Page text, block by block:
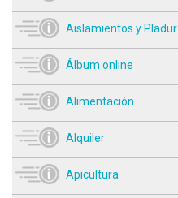
Aislamientos y Pladur
Álbum online
Alimentación
Alquiler
Apicultura